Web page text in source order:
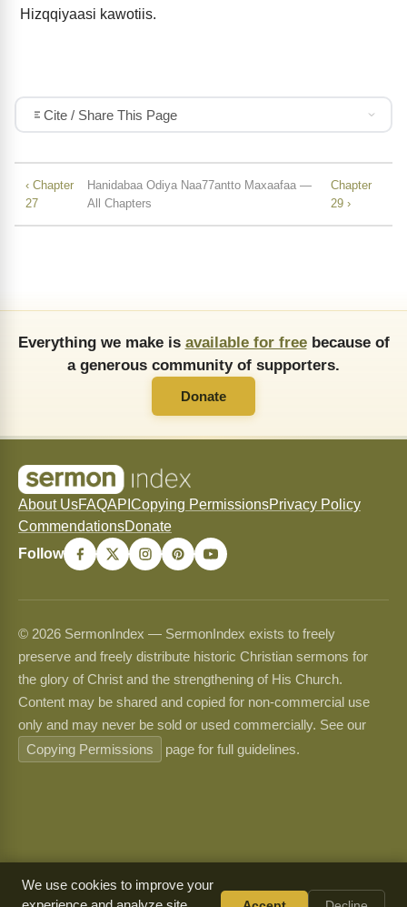
Hizqqiyaasi kawotiis.
Cite / Share This Page
‹ Chapter
27
Hanidabaa Odiya Naa77antto Maxaafaa —
All Chapters
Chapter
29 ›
Everything we make is available for freebecause of
a generous community of supporters.
Donate
About UsFAQAPI Copying PermissionsPrivacy Policy
CommendationsDonate
Follow
© 2026 SermonIndex — SermonIndex exists to freely
preserve and freely distribute historic Christian sermons for
the glory of Christ and the strengthening of His Church.
Content may be shared and copied for non-commercial use
only and may never be sold or used commercially. See our
Copying Permissions
page for full guidelines.
We use cookies to improve your